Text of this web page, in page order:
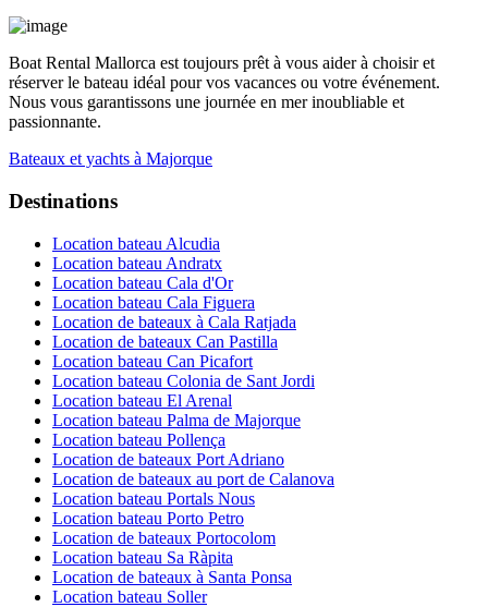
Boat Rental Mallorca est toujours prêt à vous aider à choisir et
réserver le bateau idéal pour vos vacances ou votre événement.
Nous vous garantissons une journée en mer inoubliable et
passionnante.
Bateaux et yachts à Majorque
Destinations
Location bateau Alcudia
Location bateau Andratx
Location bateau Cala d'Or
Location bateau Cala Figuera
Location de bateaux à Cala Ratjada
Location de bateaux Can Pastilla
Location bateau Can Picafort
Location bateau Colonia de Sant Jordi
Location bateau El Arenal
Location bateau Palma de Majorque
Location bateau Pollença
Location de bateaux Port Adriano
Location de bateaux au port de Calanova
Location bateau Portals Nous
Location bateau Porto Petro
Location de bateaux Portocolom
Location bateau Sa Ràpita
Location de bateaux à Santa Ponsa
Location bateau Soller